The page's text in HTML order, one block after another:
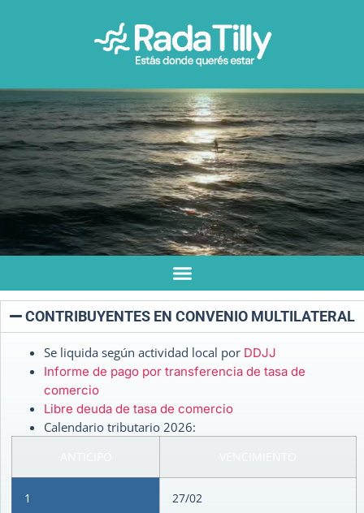
CONTRIBUYENTES EN CONVENIO MULTILATERAL
Se liquida según actividad local por DDJJ
Informe de pago por transferencia de tasa de
comercio
Libre deuda de tasa de comercio
Calendario tributario 2026:
1 27/02